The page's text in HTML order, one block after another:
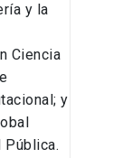
y la
Ciencia
y
Pública.